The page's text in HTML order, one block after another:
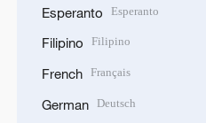
Esperanto Esperanto
Filipino Filipino
French Français
German Deutsch